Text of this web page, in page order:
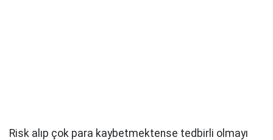
Risk alıp çok para kaybetmektense tedbirli olmayı